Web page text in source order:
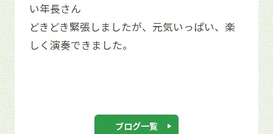
い年長さん
どきどき緊張しましたが、元気いっぱい、楽
しく演奏できました。
ブログ一覧